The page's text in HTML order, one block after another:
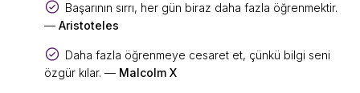
Başarının sırrı, her gün biraz daha fazla öğrenmektir.
— Aristoteles
Daha fazla öğrenmeye cesaret et, çünkü bilgi seni
özgür kılar. — Malcolm X